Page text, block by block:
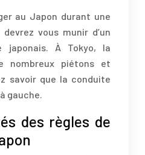
au Japon durant une
vous munir d’un
japonais. À Tokyo, la
nombreux piétons et
savoir que la conduite
gauche.
des règles de